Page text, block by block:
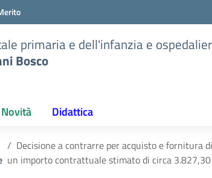
primaria e dell'infanzia e
Bosco
Novità Didattica
Decisione a contrarre per acquisto e fornitura
un importo contrattuale stimato di circa 3.827,30